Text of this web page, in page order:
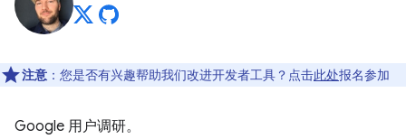
注意 ：您是否有兴趣帮助我们改进开发者工具？点击此处报名参加
Google 用户调研。